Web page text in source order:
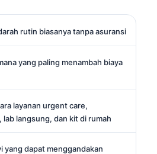
rutin biasanya tanpa asuransi
yang paling menambah biaya
layanan urgent care,
lab langsung, dan kit di rumah
yang dapat menggandakan